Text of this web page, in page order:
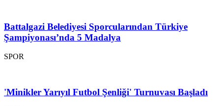
Battalgazi Belediyesi Sporcularından Türkiye
Şampiyonası’nda 5 Madalya
SPOR
'Minikler Yarıyıl Futbol Şenliği' Turnuvası Başladı